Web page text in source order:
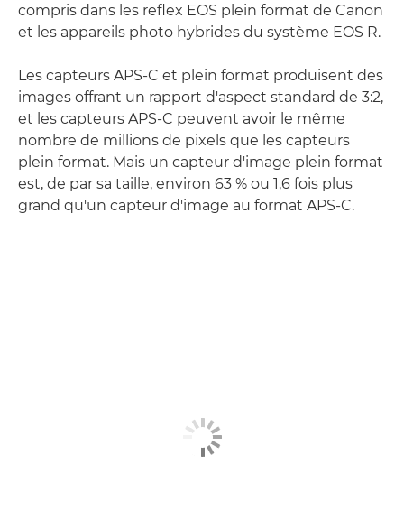
compris dans les reflex EOS plein format de Canon
et les appareils photo hybrides du système EOS R.
Les capteurs APS-C et plein format produisent des
images offrant un rapport d'aspect standard de 3:2,
et les capteurs APS-C peuvent avoir le même
nombre de millions de pixels que les capteurs
plein format. Mais un capteur d'image plein format
est, de par sa taille, environ 63 % ou 1,6 fois plus
grand qu'un capteur d'image au format APS-C.